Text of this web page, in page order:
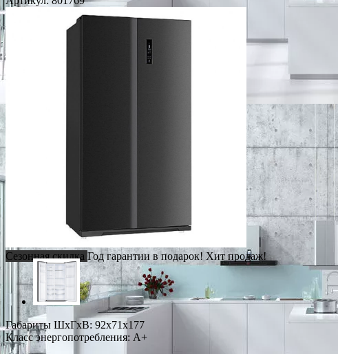
Сезонная скидка Год гарантии в подарок! Хит продаж!
Габариты ШxГxВ: 92x71x177
Класс энергопотребления: A+